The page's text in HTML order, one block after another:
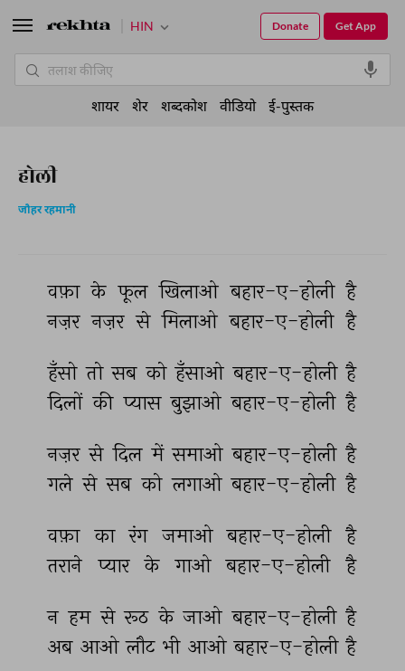
होली
जौहर रहमानी
वफ़ा के फूल खिलाओ बहार-ए-होली है
नज़र नज़र से मिलाओ बहार-ए-होली है
हँसो तो सब को हँसाओ बहार-ए-होली है
दिलों की प्यास बुझाओ बहार-ए-होली है
नज़र से दिल में समाओ बहार-ए-होली है
गले से सब को लगाओ बहार-ए-होली है
वफ़ा का रंग जमाओ बहार-ए-होली है
तराने
प्यार के गाओ बहार-ए-होली है
न हम से रूठ के जाओ बहार-ए-होली है
अब आओ लौट भी आओ बहार-ए-होली है
HIN Get App
Donate
शायर शेर शब्दकोश वीडियो ई-पुस्तक